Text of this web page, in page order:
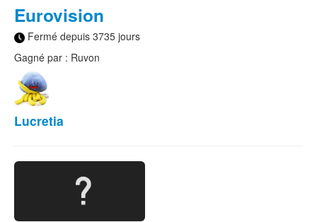
Eurovision
Fermé depuis 3735 jours
Gagné par : Ruvon
Lucretia